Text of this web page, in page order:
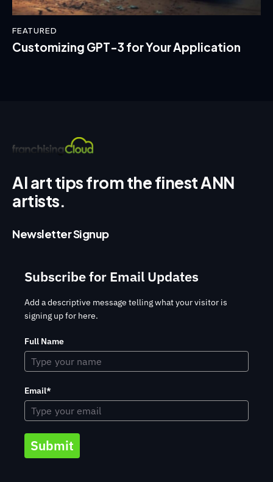
FEATURED
Customizing GPT-3 for Your Application
AI art tips from the finest ANN
artists.
Newsletter Signup
Subscribe for Email Updates
Add a descriptive message telling what your visitor is
signing up for here.
Full Name
Email*
Submit